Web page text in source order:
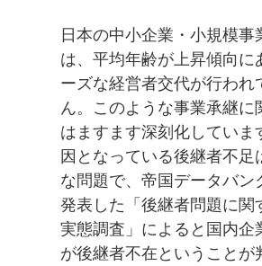
日本の中小企業・小規模事
は、平均年齢が上昇傾向に
ーズな経営者交代が行われ
ん。このような事業承継に
はますます深刻化していま
因となっている後継者不足
な問題で、帝国データバン
発表した「後継者問題に関
実態調査」によると国内企
が後継者不在ということが